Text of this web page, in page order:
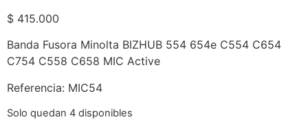
$ 415.000
Banda Fusora Minolta BIZHUB 554 654e C554 C654
C754 C558 C658 MIC Active
Referencia: MIC54
Solo quedan 4 disponibles